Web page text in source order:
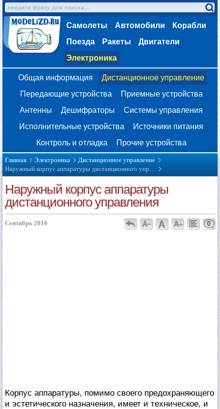
Самолеты Автомобили
Корабли
Поезда
Ракеты
Двигатели
Электроника
Общая информация
Дистанционное управление
Передающие устройства
Приемные устройства
Антенны
Дешифраторы
Системы управления
Исполнительные устройства
Источники питания
Контроль и отладка
Прочие устройства
Главная Электроника
Дистанционное управление
Наружный корпус аппаратуры дистанционного упр…
Наружный корпус аппаратуры
дистанционного управления
Сентябрь 2016 0
Корпус аппаратуры, помимо своего предохраняющего
и эстетического назначения, имеет и техническое, и